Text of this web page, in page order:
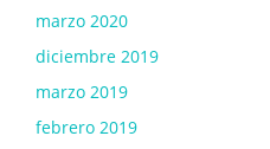
marzo 2020
diciembre 2019
marzo 2019
febrero 2019